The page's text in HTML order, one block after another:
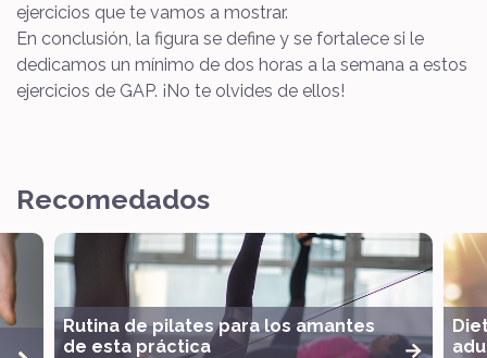
ejercicios que te vamos a mostrar.
En conclusión, la figura se define y se fortalece si le
dedicamos un mínimo de dos horas a la semana a estos
ejercicios de GAP. ¡No te olvides de ellos!
Recomedados
Rutina de pilates para los amantes
de esta práctica